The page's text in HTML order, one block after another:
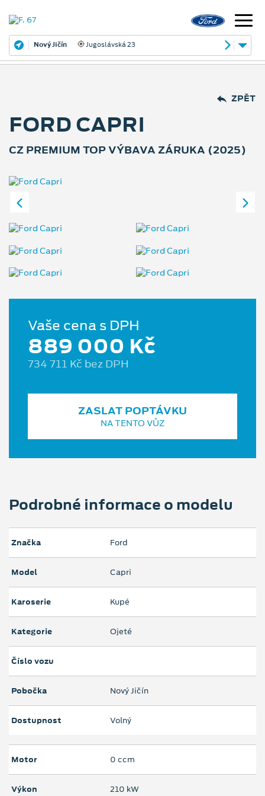
Nový Jičín Jugoslávská 23
ZPĚT
FORD CAPRI
CZ PREMIUM TOP VÝBAVA ZÁRUKA (2025)
Vaše cena s DPH
889 000 Kč
734 711 Kč bez DPH
ZASLAT POPTÁVKU
NA TENTO VŮZ
Podrobné informace o modelu
Značka Ford
Model Capri
Karoserie Kupé
Kategorie Ojeté
Číslo vozu
Pobočka Nový Jičín
Dostupnost Volný
Motor 0 ccm
Výkon 210 kW